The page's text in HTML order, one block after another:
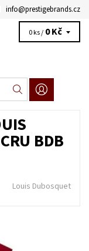
info@prestigebrands.cz
0 ks / 0 Kč
BDB
Louis Dubosquet